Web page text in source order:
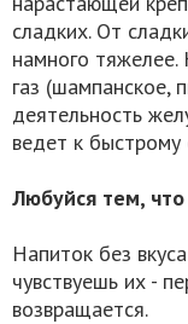
сладких. От
намного
газ (шампанское,
деятельность
ведет к быстрому
Любуйся тем,
Напиток без
чувствуешь их -
возвращается.